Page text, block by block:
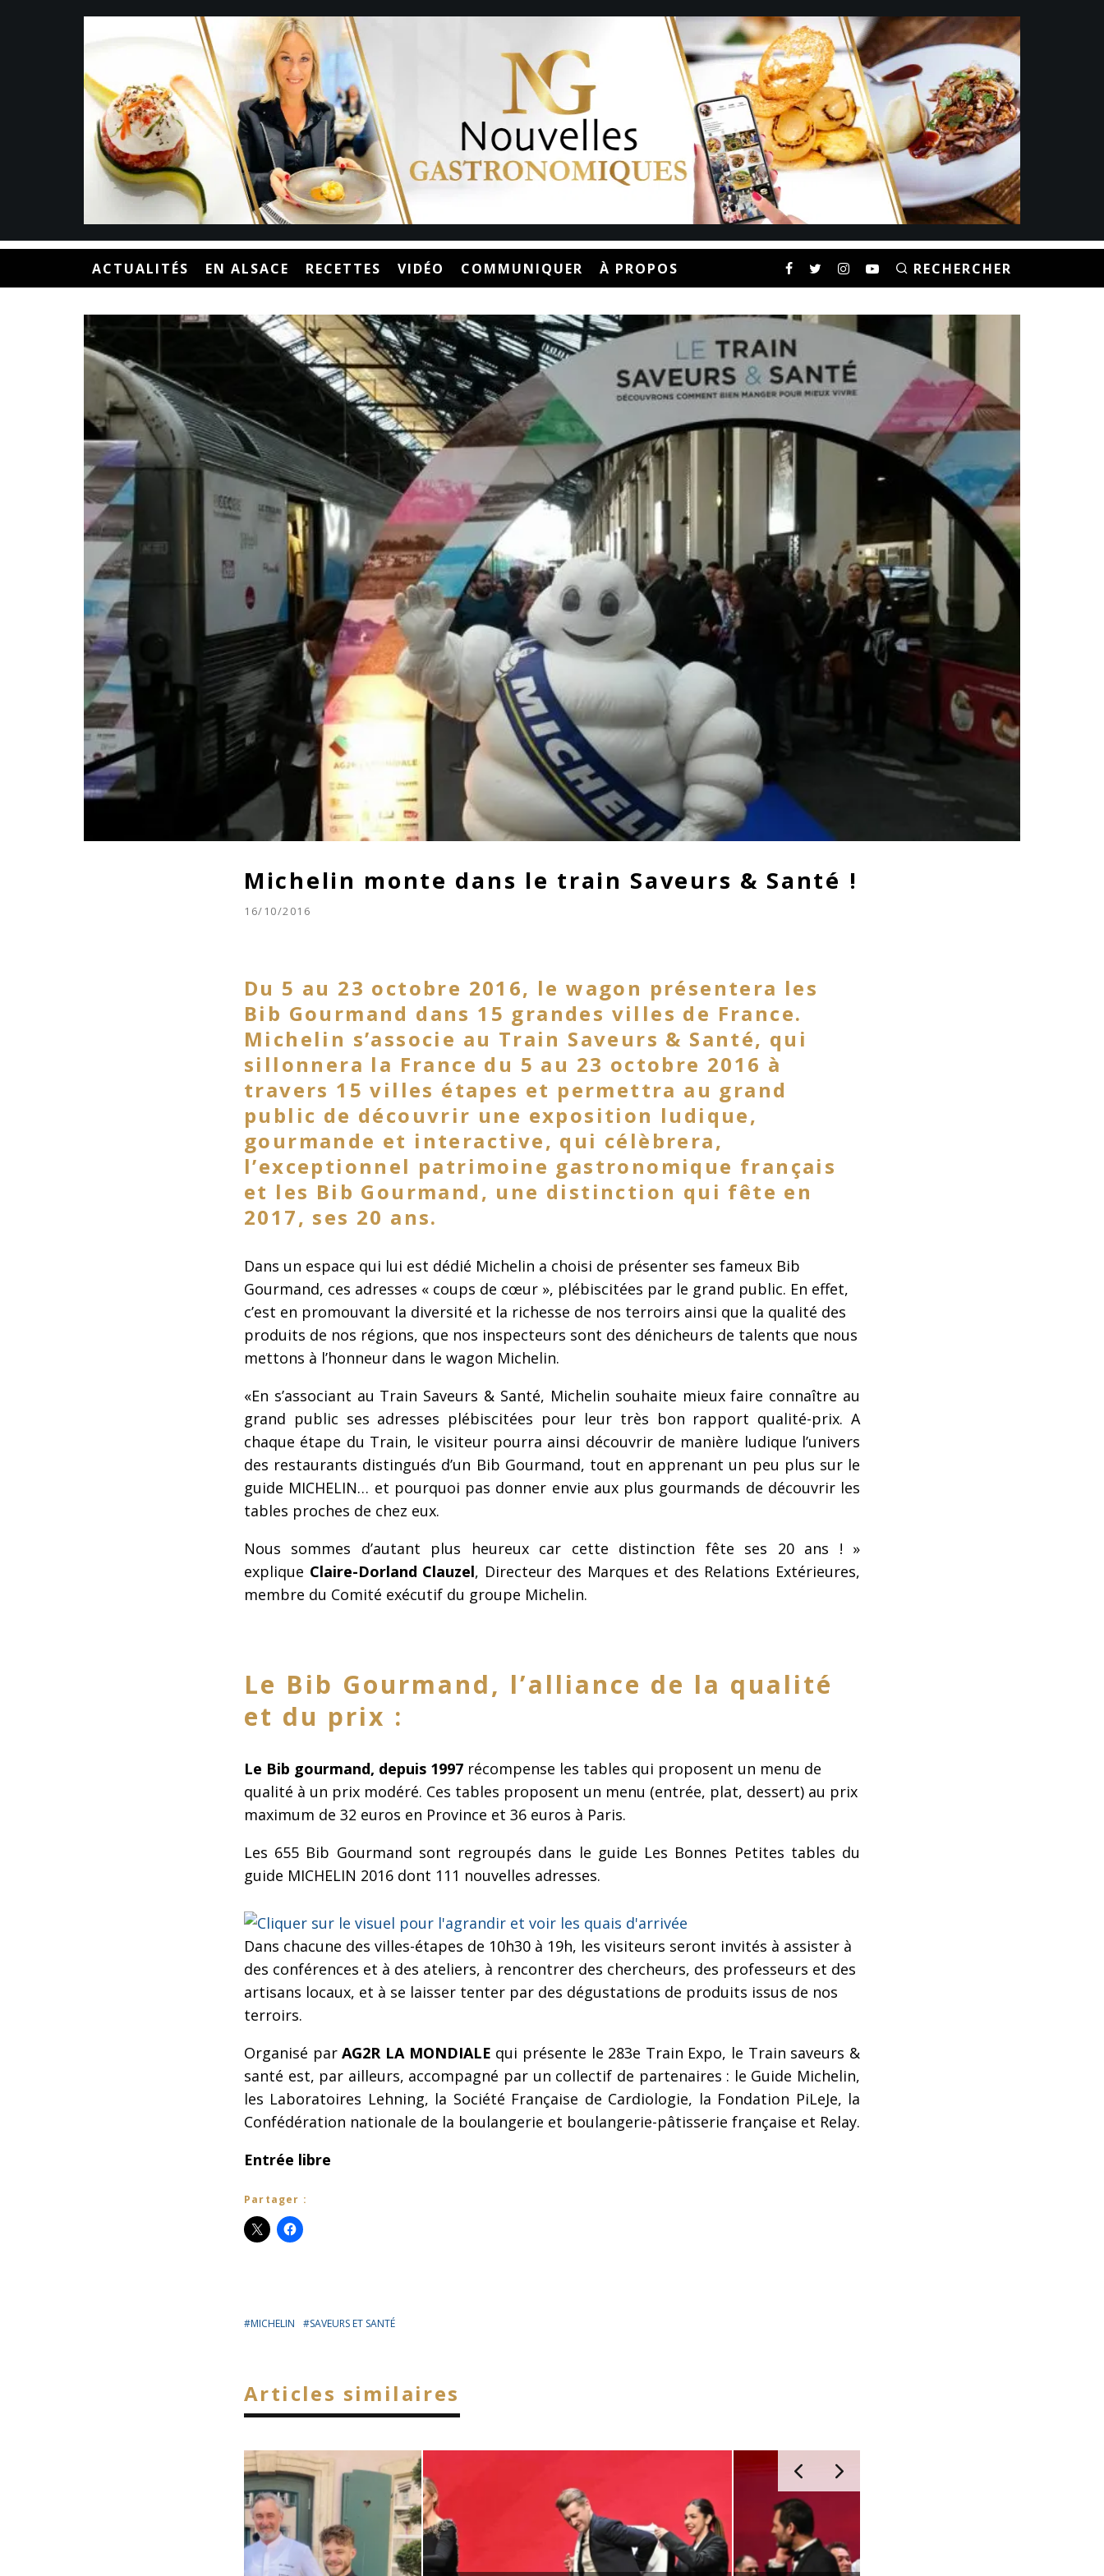
ACTUALITÉS EN ALSACE RECETTES VIDÉO COMMUNIQUER À PROPOS
Michelin monte dans le train Saveurs & Santé !
16/10/2016
Du 5 au 23 octobre 2016, le wagon présentera les
Bib Gourmand dans 15 grandes villes de France.
Michelin s’associe au Train Saveurs & Santé, qui
sillonnera la France du 5 au 23 octobre 2016 à
travers 15 villes étapes et permettra au grand
public de découvrir une exposition ludique,
gourmande et interactive, qui célèbrera,
l’exceptionnel patrimoine gastronomique français
et les Bib Gourmand, une distinction qui fête en
2017, ses 20 ans.
Dans un espace qui lui est dédié Michelin a choisi de présenter ses fameux Bib
Gourmand, ces adresses « coups de cœur », plébiscitées par le grand public. En effet,
c’est en promouvant la diversité et la richesse de nos terroirs ainsi que la qualité des
produits de nos régions, que nos inspecteurs sont des dénicheurs de talents que nous
mettons à l’honneur dans le wagon Michelin.
«En s’associant au Train Saveurs & Santé, Michelin souhaite mieux faire connaître au
grand public ses adresses plébiscitées pour leur très bon rapport qualité-prix. A
chaque étape du Train, le visiteur pourra ainsi découvrir de manière ludique l’univers
des restaurants distingués d’un Bib Gourmand, tout en apprenant un peu plus sur le
guide MICHELIN… et pourquoi pas donner envie aux plus gourmands de découvrir les
tables proches de chez eux.
Nous sommes d’autant plus heureux car cette distinction fête ses 20 ans ! »
explique Claire-Dorland Clauzel, Directeur des Marques et des Relations Extérieures,
membre du Comité exécutif du groupe Michelin.
Le Bib Gourmand, l’alliance de la qualité
et du prix :
Le Bib gourmand, depuis 1997 récompense les tables qui proposent un menu de
qualité à un prix modéré. Ces tables proposent un menu (entrée, plat, dessert) au prix
maximum de 32 euros en Province et 36 euros à Paris.
Les 655 Bib Gourmand sont regroupés dans le guide Les Bonnes Petites tables du
guide MICHELIN 2016 dont 111 nouvelles adresses.
Dans chacune des villes-étapes de 10h30 à 19h, les visiteurs seront invités à assister à
des conférences et à des ateliers, à rencontrer des chercheurs, des professeurs et des
artisans locaux, et à se laisser tenter par des dégustations de produits issus de nos
terroirs.
Organisé parAG2R LA MONDIALE qui présente le 283e Train Expo, le Train saveurs &
santé est, par ailleurs, accompagné par un collectif de partenaires : le Guide Michelin,
les Laboratoires Lehning, la Société Française de Cardiologie, la Fondation PiLeJe, la
Confédération nationale de la boulangerie et boulangerie-pâtisserie française et Relay.
Entrée libre
Partager :
MICHELIN SAVEURS ET SANTÉ
Articles similaires